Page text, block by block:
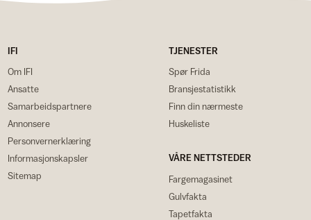
IFI
Om IFI
Ansatte
Samarbeidspartnere
Annonsere
Personvernerklæring
Informasjonskapsler
Sitemap
TJENESTER
Spør Frida
Bransjestatistikk
Finn din nærmeste
Huskeliste
VÅRE NETTSTEDER
Fargemagasinet
Gulvfakta
Tapetfakta